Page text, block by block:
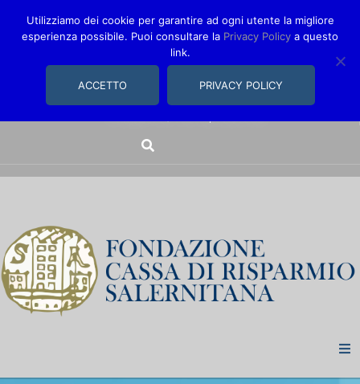
comunica@fondazionecarisal.it089 230611
Utilizziamo dei cookie per garantire ad ogni utente la migliore
esperienza possibile. Puoi consultare la Privacy Policy a questo
link.
ACCETTO PRIVACY POLICY